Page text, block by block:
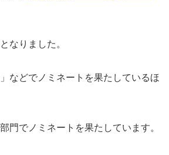
なりました。
などでノミネートを果たしているほ
門でノミネートを果たしています。